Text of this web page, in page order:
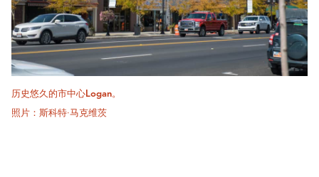
历史悠久的市中心Logan。
照片：斯科特·马克维茨